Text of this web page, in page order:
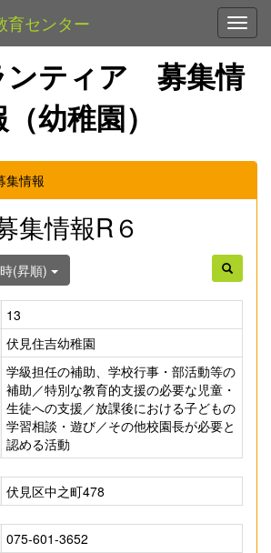
育センター
ンティア 募集情
幼稚園）
集情報
情報R６
(昇順)
13
伏見住吉幼稚園
学級担任の補助、学校行事・部活動等の
補助／特別な教育的支援の必要な児童・
生徒への支援／放課後における子どもの
学習相談・遊び／その他校園長が必要と
認める活動
伏見区中之町478
075-601-3652